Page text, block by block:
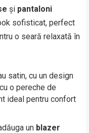
și pantaloni
sofisticat, perfect
o seară relaxată în
satin, cu un design
o pereche de
ideal pentru confort
un blazer